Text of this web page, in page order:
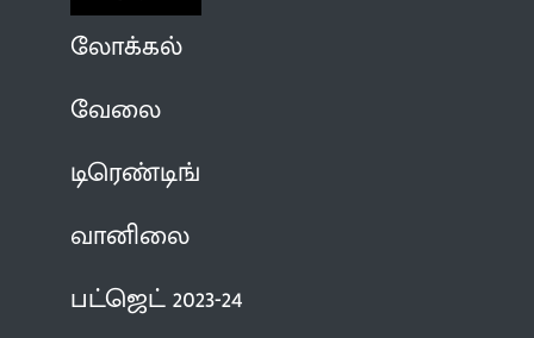
லோக்கல்
வேலை
டிரெண்டிங்
வானிலை
பட்ஜெட் 2023-24